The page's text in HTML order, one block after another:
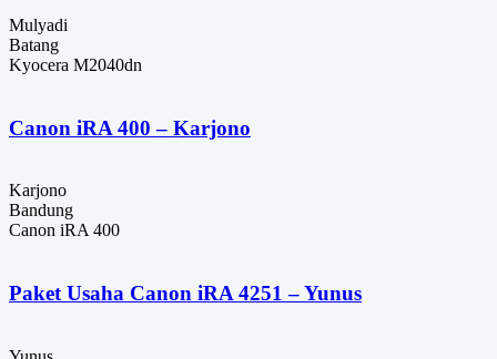
Mulyadi
Batang
Kyocera M2040dn
Canon iRA 400 – Karjono
Karjono
Bandung
Canon iRA 400
Paket Usaha Canon iRA 4251 – Yunus